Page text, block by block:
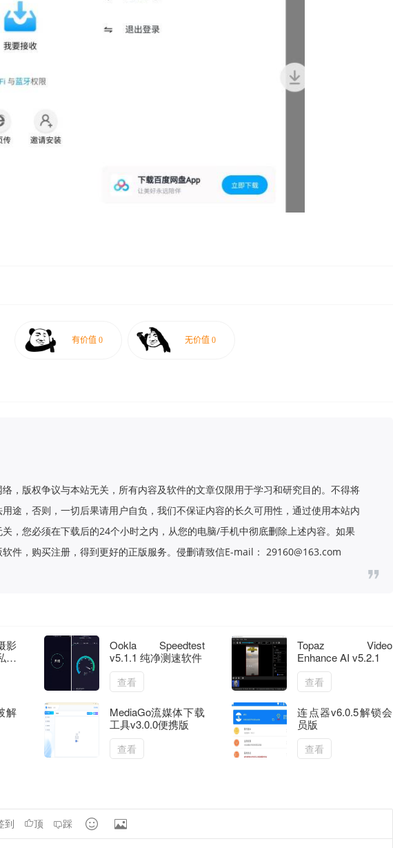
，版权争议与本站无关，所有内容及软件的文章仅限用于学习和研究目的。不得将
途，否则，一切后果请用户自负，我们不保证内容的长久可用性，通过使用本站内
，您必须在下载后的24个小时之内，从您的电脑/手机中彻底删除上述内容。如果
件，购买注册，得到更好的正版服务。侵删请致信E-mail： 29160@163.com
影
教
Ookla Speedtest
v5.1.1 纯净测速软件
查看
Topaz Video
Enhance AI v5.2.1
查看
解
MediaGo流媒体下载
工具v3.0.0便携版
查看
连点器v6.0.5解锁会
员版
查看
到 顶 踩  